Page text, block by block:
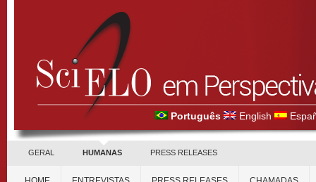
Português English
GERAL HUMANAS PRESS RELEASES